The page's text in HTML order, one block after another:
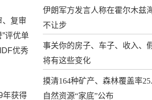
、复审
评优单
优秀
年获得
伊朗军方发言人称在霍尔木兹
不让步
事关你的房子、车子、收入、
将有这些变化
摸清164种矿产、森林覆盖率
自然资源“家底”公布